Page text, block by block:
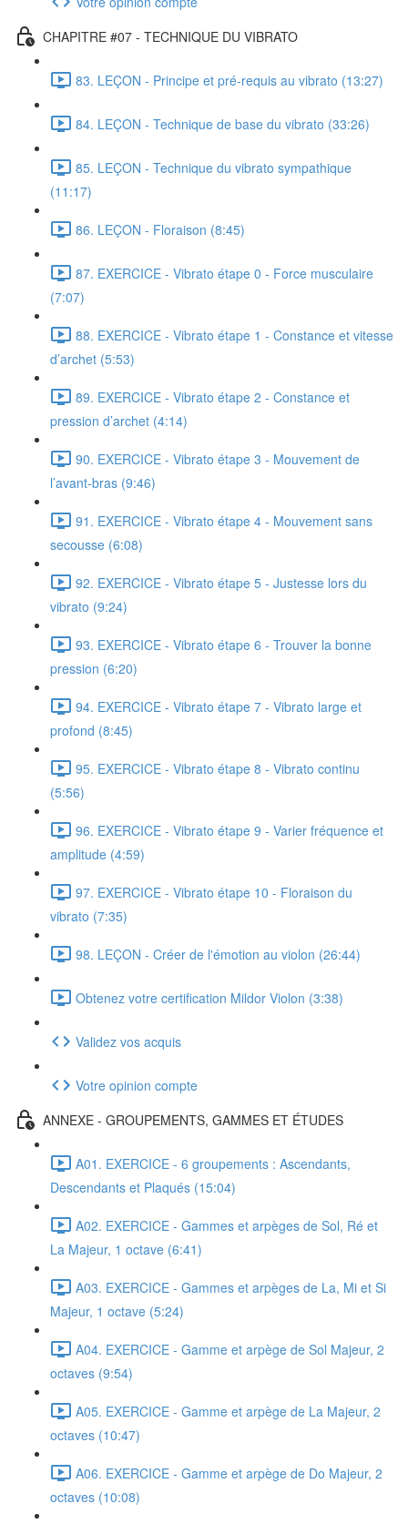
CHAPITRE #07 - TECHNIQUE DU VIBRATO
83. LEÇON - Principe et pré-requis au vibrato (13:27)
84. LEÇON - Technique de base du vibrato (33:26)
85. LEÇON - Technique du vibrato sympathique
(11:17)
86. LEÇON - Floraison (8:45)
87. EXERCICE - Vibrato étape 0 - Force musculaire
(7:07)
88. EXERCICE - Vibrato étape 1 - Constance et vitesse
d’archet (5:53)
89. EXERCICE - Vibrato étape 2 - Constance et
pression d’archet (4:14)
90. EXERCICE - Vibrato étape 3 - Mouvement de
l’avant-bras (9:46)
91. EXERCICE - Vibrato étape 4 - Mouvement sans
secousse (6:08)
92. EXERCICE - Vibrato étape 5 - Justesse lors du
vibrato (9:24)
93. EXERCICE - Vibrato étape 6 - Trouver la bonne
pression (6:20)
94. EXERCICE - Vibrato étape 7 - Vibrato large et
profond (8:45)
95. EXERCICE - Vibrato étape 8 - Vibrato continu
(5:56)
96. EXERCICE - Vibrato étape 9 - Varier fréquence et
amplitude (4:59)
97. EXERCICE - Vibrato étape 10 - Floraison du
vibrato (7:35)
98. LEÇON - Créer de l'émotion au violon (26:44)
Obtenez votre certification Mildor Violon (3:38)
Validez vos acquis
Votre opinion compte
ANNEXE - GROUPEMENTS, GAMMES ET ÉTUDES
A01. EXERCICE - 6 groupements : Ascendants,
Descendants et Plaqués (15:04)
A02. EXERCICE - Gammes et arpèges de Sol, Ré et
La Majeur, 1 octave (6:41)
A03. EXERCICE - Gammes et arpèges de La, Mi et Si
Majeur, 1 octave (5:24)
A04. EXERCICE - Gamme et arpège de Sol Majeur, 2
octaves (9:54)
A05. EXERCICE - Gamme et arpège de La Majeur, 2
octaves (10:47)
A06. EXERCICE - Gamme et arpège de Do Majeur, 2
octaves (10:08)